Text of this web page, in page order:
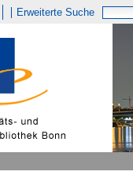
Erweiterte Suche